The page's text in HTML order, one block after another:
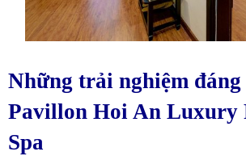
Những trải nghiệm
Pavillon Hoi An Luxury
Spa